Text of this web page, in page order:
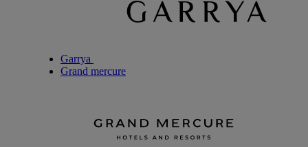
Garrya
Grand mercure